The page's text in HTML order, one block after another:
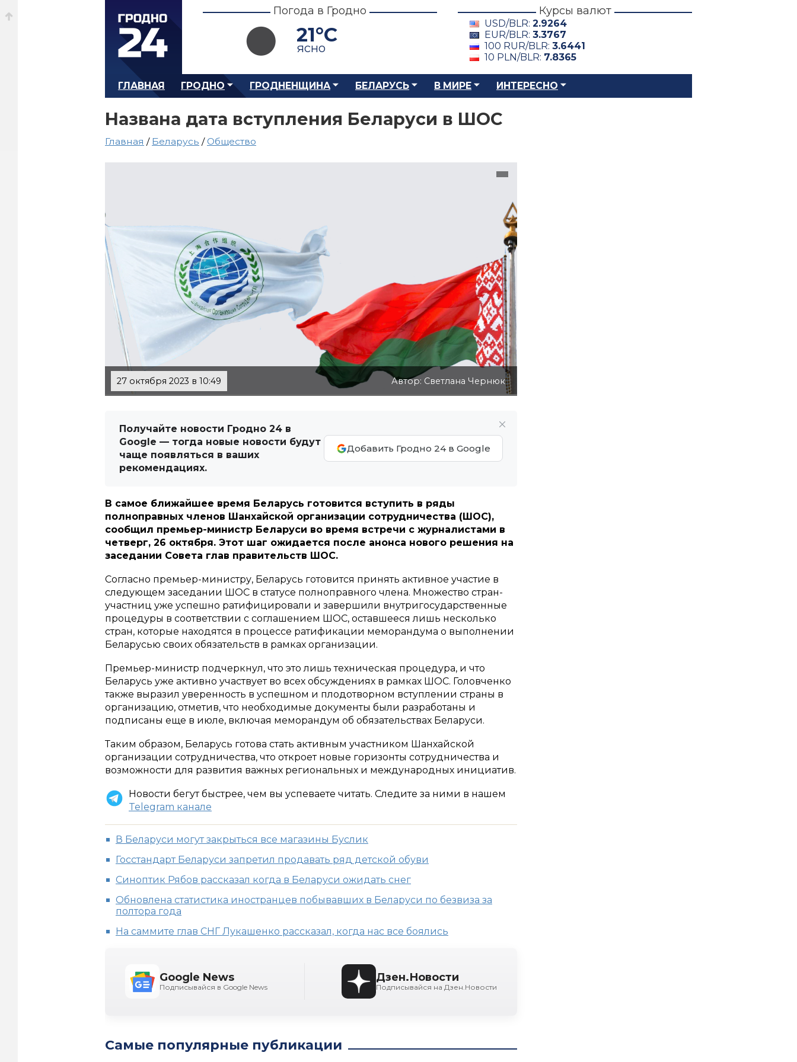
Погода в Гродно
21°C
ясно
Курсы валют
USD/BLR: 2.9264
EUR/BLR: 3.3767
100 RUR/BLR: 3.6441
10 PLN/BLR: 7.8365
ГЛАВНАЯ ГРОДНО ГРОДНЕНЩИНА БЕЛАРУСЬ В МИРЕ ИНТЕРЕСНО
Названа дата вступления Беларуси в ШОС
Главная / Беларусь /Общество
27 октября 2023 в 10:49 Автор: Светлана Чернюк
Получайте новости Гродно 24 в
Google — тогда новые новости будут
чаще появляться в ваших
рекомендациях.
Добавить Гродно 24 в Google
В самое ближайшее время Беларусь готовится вступить в ряды
полноправных членов Шанхайской организации сотрудничества (ШОС),
сообщил премьер-министр Беларуси во время встречи с журналистами в
четверг, 26 октября. Этот шаг ожидается после анонса нового решения на
заседании Совета глав правительств ШОС.
Согласно премьер-министру, Беларусь готовится принять активное участие в
следующем заседании ШОС в статусе полноправного члена. Множество стран-
участниц уже успешно ратифицировали и завершили внутригосударственные
процедуры в соответствии с соглашением ШОС, оставшееся лишь несколько
стран, которые находятся в процессе ратификации меморандума о выполнении
Беларусью своих обязательств в рамках организации.
Премьер-министр подчеркнул, что это лишь техническая процедура, и что
Беларусь уже активно участвует во всех обсуждениях в рамках ШОС. Головченко
также выразил уверенность в успешном и плодотворном вступлении страны в
организацию, отметив, что необходимые документы были разработаны и
подписаны еще в июле, включая меморандум об обязательствах Беларуси.
Таким образом, Беларусь готова стать активным участником Шанхайской
организации сотрудничества, что откроет новые горизонты сотрудничества и
возможности для развития важных региональных и международных инициатив.
Новости бегут быстрее, чем вы успеваете читать. Следите за ними в нашем
Telegram канале
В Беларуси могут закрыться все магазины Буслик
Госстандарт Беларуси запретил продавать ряд детской обуви
Синоптик Рябов рассказал когда в Беларуси ожидать снег
Обновлена статистика иностранцев побывавших в Беларуси по безвиза за
полтора года
На саммите глав СНГ Лукашенко рассказал, когда нас все боялись
Google News
Подписывайся в Google News
Дзен.Новости
Подписывайся на Дзен.Новости
Самые популярные публикации